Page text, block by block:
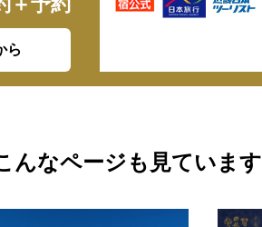
ら
んなページも見ています